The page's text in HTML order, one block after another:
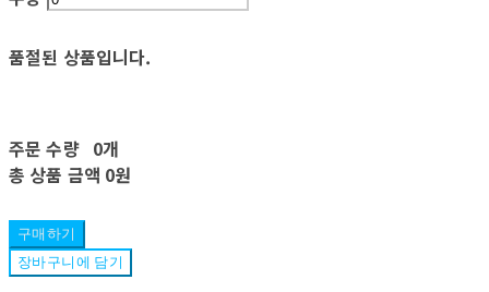
품절된 상품입니다.
주문 수량 0개
총 상품 금액 0원
구매하기
장바구니에 담기